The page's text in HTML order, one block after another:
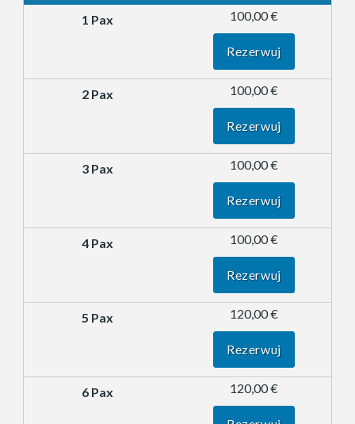
100,00 €
Rezerwuj
100,00 €
Rezerwuj
100,00 €
Rezerwuj
100,00 €
Rezerwuj
120,00 €
Rezerwuj
120,00 €